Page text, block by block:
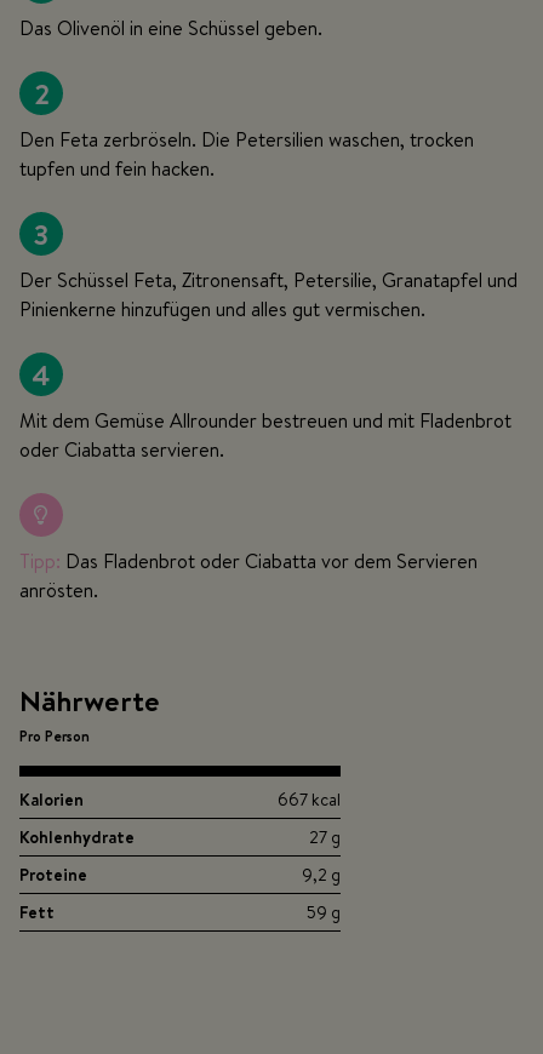
Das Olivenöl in eine Schüssel geben.
2
Den Feta zerbröseln. Die Petersilien waschen, trocken
tupfen und fein hacken.
3
Der Schüssel Feta, Zitronensaft, Petersilie, Granatapfel und
Pinienkerne hinzufügen und alles gut vermischen.
4
Mit dem Gemüse Allrounder bestreuen und mit Fladenbrot
oder Ciabatta servieren.
Tipp: Das Fladenbrot oder Ciabatta vor dem Servieren
anrösten.
Nährwerte
Pro Person
Kalorien
667 kcal
Kohlenhydrate
27 g
Proteine
9,2 g
Fett
59 g